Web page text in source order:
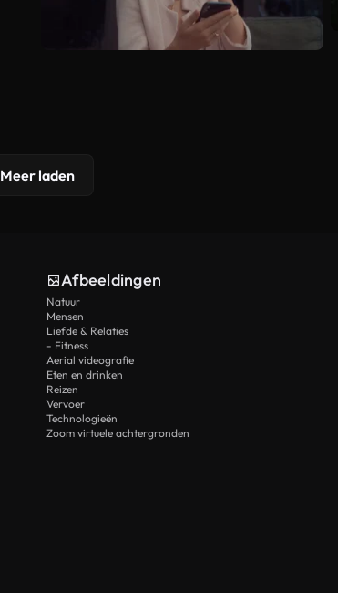
Meer laden
Afbeeldingen
Natuur
Mensen
Liefde & Relaties
- Fitness
Aerial videografie
Eten en drinken
Reizen
Vervoer
Technologieën
Zoom virtuele achtergronden